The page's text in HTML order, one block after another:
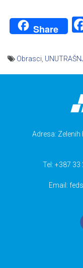
Share
Obrasci
Adresa: Zelenih
Tel: +387 33
Email: